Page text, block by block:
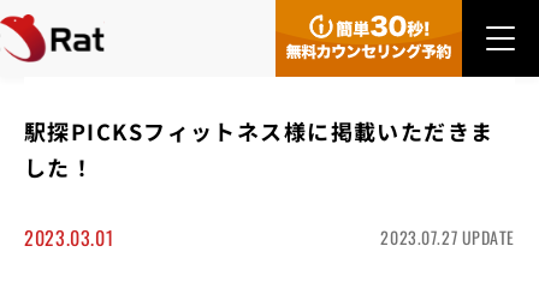
駅探PICKSフィットネス様に掲載いただきま
した！
2023.03.01 2023.07.27 UPDATE